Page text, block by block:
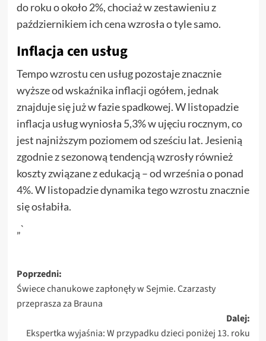
do roku o około 2%, chociaż w zestawieniu z
październikiem ich cena wzrosła o tyle samo.
Inflacja cen usług
Tempo wzrostu cen usług pozostaje znacznie
wyższe od wskaźnika inflacji ogółem, jednak
znajduje się już w fazie spadkowej. W listopadzie
inflacja usług wyniosła 5,3% w ujęciu rocznym, co
jest najniższym poziomem od sześciu lat. Jesienią
zgodnie z sezonową tendencją wzrosły również
koszty związane z edukacją – od września o ponad
4%. W listopadzie dynamika tego wzrostu znacznie
się osłabiła.
„`
Zobacz
wpisy
Poprzedni:
Świece chanukowe zapłonęły w Sejmie. Czarzasty
przeprasza za Brauna
Dalej:
Ekspertka wyjaśnia: W przypadku dzieci poniżej 13. roku